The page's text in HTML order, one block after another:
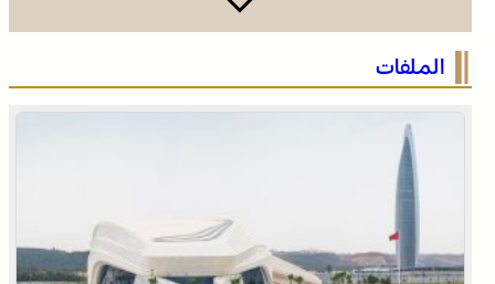
وادي زم .. مبادرة تطوعية لشباب المدينة تعيد الاعتبار لمقبرة
الشهداء بعد الحريق
الملفات